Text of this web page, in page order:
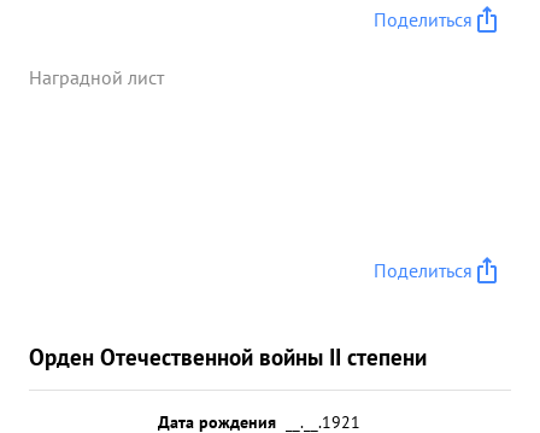
Поделиться
Наградной лист
Поделиться
Орден Отечественной войны II степени
Дата рождения
__.__.1921